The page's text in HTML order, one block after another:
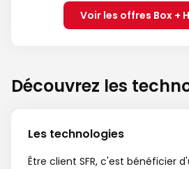
Voir les offres Box +
Découvrez les
Les technologies
Être client SFR, c'est bénéficier